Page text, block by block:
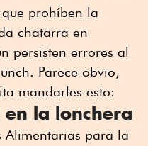
prohíben la
chatarra en
persisten errores al
Parece obvio,
mandarles esto:
la lonchera
Alimentarias para la